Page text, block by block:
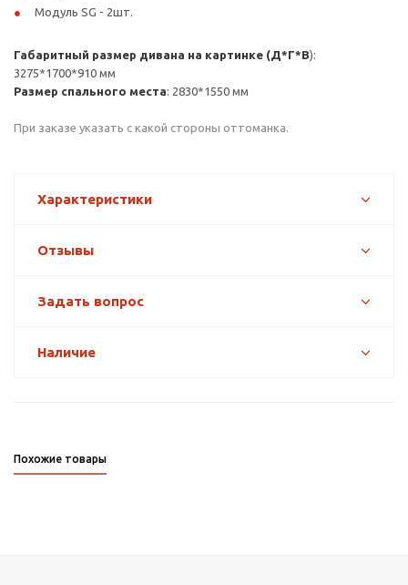
Модуль SG - 2шт.
Габаритный размер дивана на картинке (Д*Г*В):
3275*1700*910 мм
Размер спального места: 2830*1550 мм
При заказе указать с какой стороны оттоманка.
Характеристики
Отзывы
Задать вопрос
Наличие
Похожие товары